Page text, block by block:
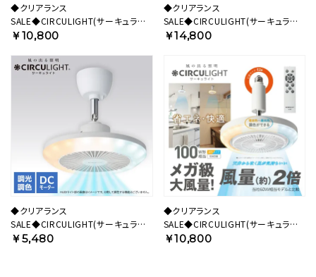
◆クリアランス
SALE◆CIRCULIGHT(サーキュライ
ト) メガシリーズ 引掛けモデル
￥10,800
◆クリアランス
SALE◆CIRCULIGHT(サーキュライ
ト) メガRシリーズ 回転機能 E26モデ
￥14,800
◆クリアランス
SALE◆CIRCULIGHT(サーキュライ
ト) ソケットシリーズ 引掛けモデル 調
￥5,480
◆クリアランス
SALE◆CIRCULIGHT(サーキュライ
ト) メガシリーズ E26モデル
￥10,800